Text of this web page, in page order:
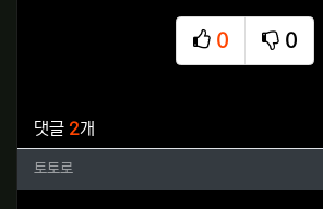
0
추천
0
비추천
댓글 2개
토토로님의 댓글
토토로